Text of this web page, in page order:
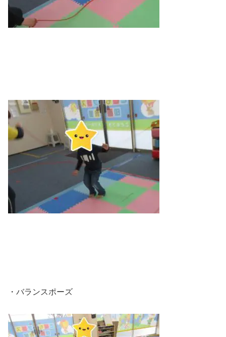
・バランスポーズ